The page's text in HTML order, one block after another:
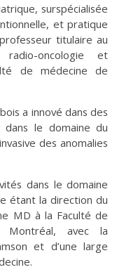
surspécialisée
et pratique
titulaire au
oncologie et
de médecine de
a innové dans des
dans le domaine du
des anomalies
dans le domaine
étant la direction du
MD à la Faculté de
Montréal, avec la
et d’une large